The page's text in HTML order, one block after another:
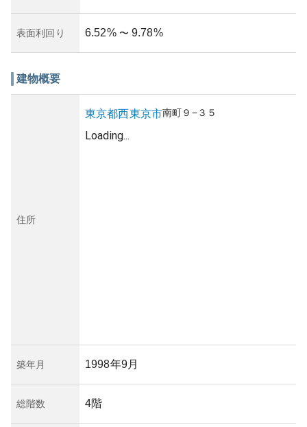
表面利回り 6.52% 〜 9.78%
建物概要
住所
東京都西東京市南町９−３５
Loading...
築年月 1998年9月
総階数 4階